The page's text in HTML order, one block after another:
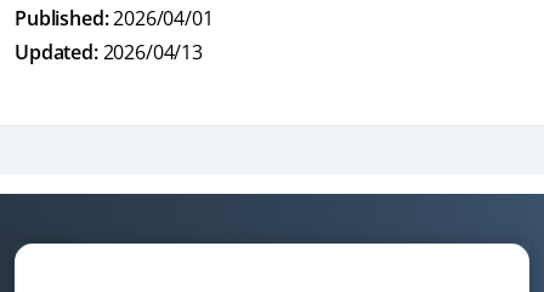
Published:2026/04/01
Updated:2026/04/13